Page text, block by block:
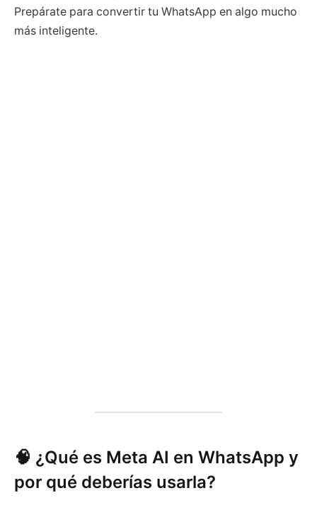
Prepárate para convertir tu WhatsApp en algo mucho
más inteligente.
🧠 ¿Qué es Meta AI en WhatsApp y
por qué deberías usarla?